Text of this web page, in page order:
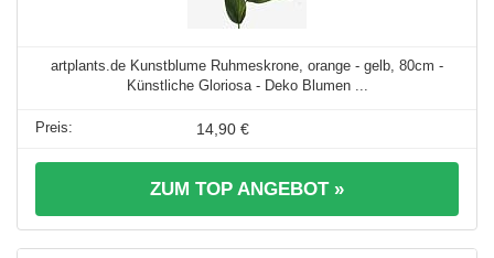
artplants.de Kunstblume Ruhmeskrone, orange - gelb, 80cm -
Künstliche Gloriosa - Deko Blumen ...
14,90 €
ZUM TOP ANGEBOT »